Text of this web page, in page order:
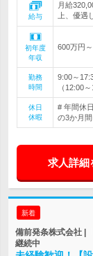
給与
月給
上、優
初年度
年収
600万円
勤務
時間
9:00～
（12:00
休日
休暇
# 年間休
の3か月
求人詳細
新着
備前発条株式会社 |
継続中